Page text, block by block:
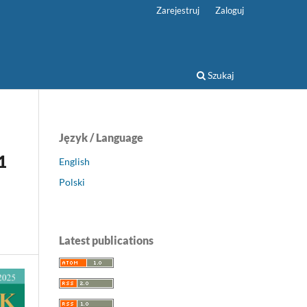
Szukaj
Zarejestruj Zaloguj
Język / Language
English
Polski
Latest publications